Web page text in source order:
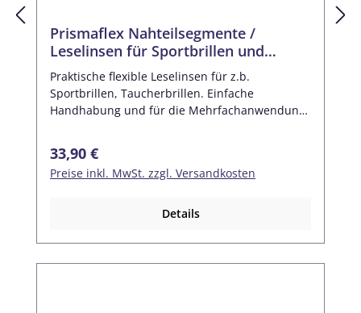
Prismaflex Nahteilsegmente /
Leselinsen für Sportbrillen und
Taucherbrillen (Paar)
Praktische flexible Leselinsen für z.b.
Sportbrillen, Taucherbrillen. Einfache
Handhabung und für die Mehrfachanwendung
transportiert werden. Maße: 30x18 mm
Kunststoff Nahteil-Segmente
Aufbewahrungsetui Für Korrektionsbrillen,
in der Anwendung Packungseinheit: 1 Paar inkl.
Aufbewahrungsbox
Regulärer Preis:
33,90 €
Preise inkl. MwSt. zzgl. Versandkosten
Details